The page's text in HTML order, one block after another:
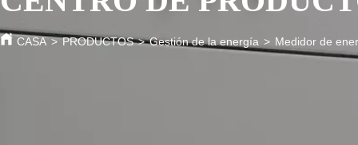
CASA > PRODUCTOS > Gestión de la energía > Medidor de